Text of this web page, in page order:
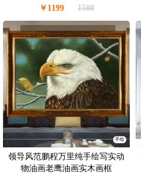
￥1199 1500
手绘
领导风范鹏程万里纯手绘写实动
物油画老鹰油画实木画框